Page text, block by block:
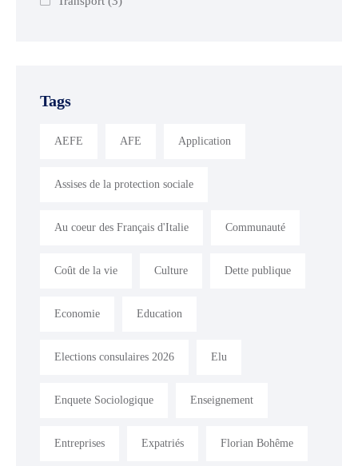
Tags
AEFE AFE Application
Assises de la protection sociale
Au coeur des Français d'Italie Communauté
Coût de la vie Culture Dette publique
Economie Education
Elections consulaires 2026 Elu
Enquete Sociologique Enseignement
Entreprises Expatriés Florian Bohême